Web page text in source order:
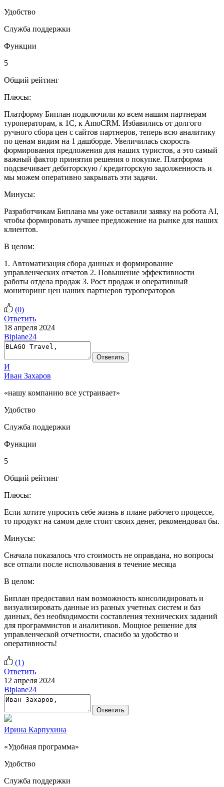
Удобство
Служба поддержки
Функции
5
Общий рейтинг
Плюсы:
Платформу Биплан подключили ко всем нашим партнерам
туроператорам, к 1С, к AmoCRM. Избавились от долгого
ручного сбора цен с сайтов партнеров, теперь всю аналитику
по ценам видим на 1 дашборде. Увеличилась скорость
формирования предложения для наших туристов, а это самый
важный фактор принятия решения о покупке. Платформа
подсвечивает дебиторскую / кредиторскую задолженность и
мы можем оперативно закрывать эти задачи.
Минусы:
Разработчикам Биплана мы уже оставили заявку на робота AI,
чтобы формировать лучшее предложение на рынке для наших
клиентов.
В целом:
1. Автоматизация сбора данных и формирование
управленческих отчетов 2. Повышение эффективности
работы отдела продаж 3. Рост продаж и оперативный
мониторинг цен наших партнеров туроператоров
(0)
Ответить
18 апреля 2024
Biplane24
Ответить
И
Иван Захаров
«нашу компанию все устраивает»
Удобство
Служба поддержки
Функции
5
Общий рейтинг
Плюсы:
Если хотите упросить себе жизнь в плане рабочего процессе,
то продукт на самом деле стоит своих денег, рекомендовал бы.
Минусы:
Сначала показалось что стоимость не оправдана, но вопросы
все отпали после использования в течение месяца
В целом:
Биплан предоставил нам возможность консолидировать и
визуализировать данные из разных учетных систем и баз
данных, без необходимости составления технических заданий
для программистов и аналитиков. Мощное решение для
управленческой отчетности, спасибо за удобство и
оперативность!
(1)
Ответить
12 апреля 2024
Biplane24
Ответить
Ирина Карпухина
«Удобная программа»
Удобство
Служба поддержки